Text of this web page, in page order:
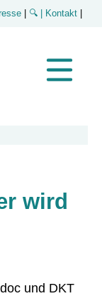
🔍 | Kontakt
wird
und DKT